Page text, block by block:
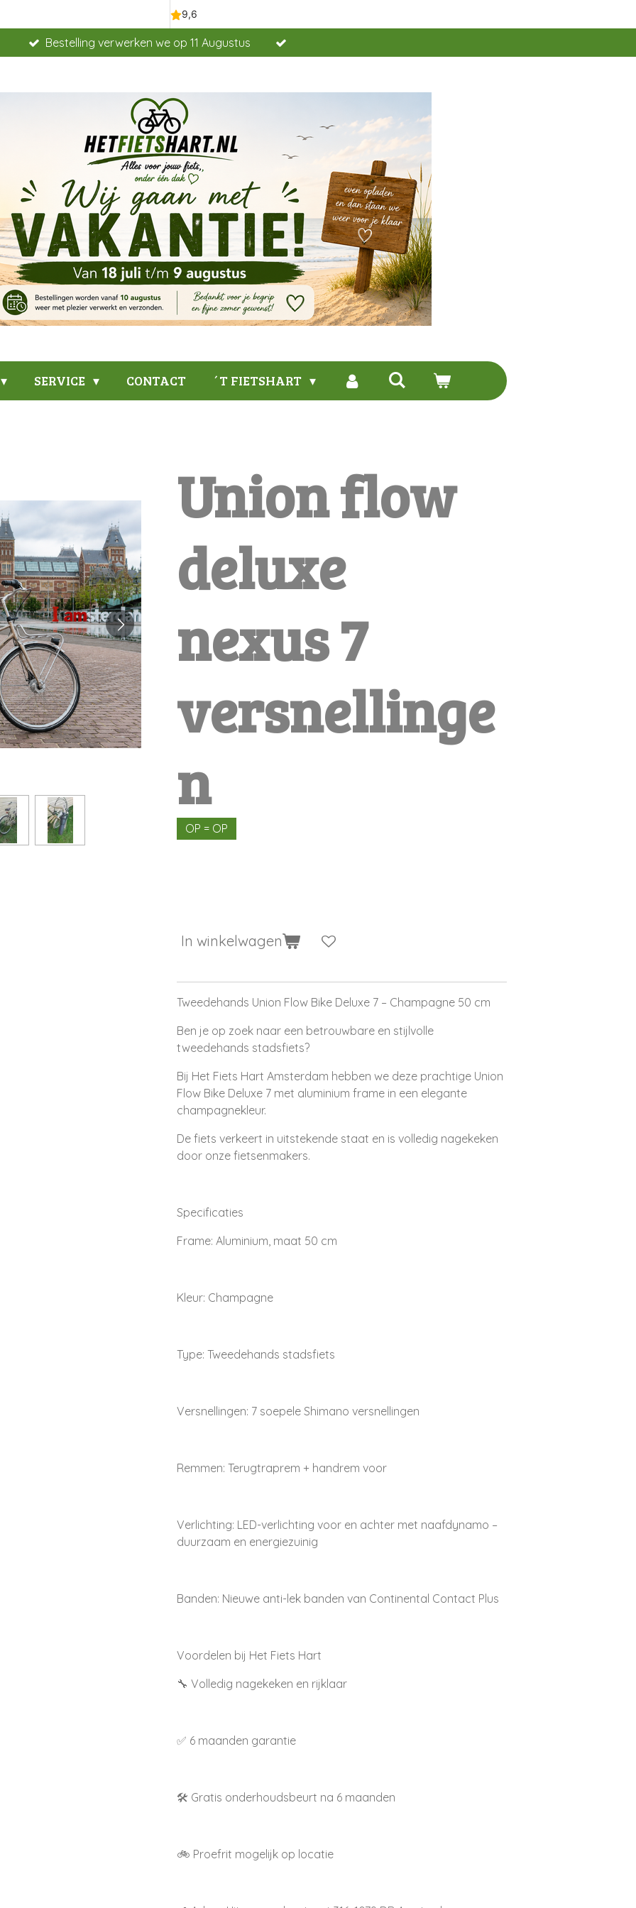
Bestelling verwerken we op 11 Augustus
SERVICE CONTACT ´T FIETSHART
Union flow
deluxe
nexus 7
versnellinge
n
OP = OP
In winkelwagen
Tweedehands Union Flow Bike Deluxe 7 – Champagne 50 cm
Ben je op zoek naar een betrouwbare en stijlvolle
tweedehands stadsfiets?
Bij Het Fiets Hart Amsterdam hebben we deze prachtige Union
Flow Bike Deluxe 7 met aluminium frame in een elegante
champagnekleur.
De fiets verkeert in uitstekende staat en is volledig nagekeken
door onze fietsenmakers.
Specificaties
Frame: Aluminium, maat 50 cm
Kleur: Champagne
Type: Tweedehands stadsfiets
Versnellingen: 7 soepele Shimano versnellingen
Remmen: Terugtraprem + handrem voor
Verlichting: LED-verlichting voor en achter met naafdynamo –
duurzaam en energiezuinig
Banden: Nieuwe anti-lek banden van Continental Contact Plus
Voordelen bij Het Fiets Hart
🔧 Volledig nagekeken en rijklaar
✅ 6 maanden garantie
🛠️ Gratis onderhoudsbeurt na 6 maanden
🚲 Proefrit mogelijk op locatie